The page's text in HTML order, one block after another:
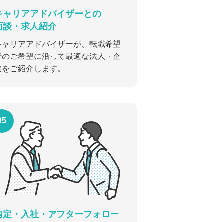
ャリアアドバイザーとの
談・求人紹介
ャリアアドバイザーが、転職希望
のご希望に沿って最適な法人・企
をご紹介します。
定・入社・アフターフォロー